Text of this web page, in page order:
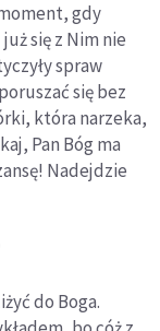
gdy
się z Nim nie
spraw
się bez
która narzeka,
Pan Bóg ma
Nadejdzie
do Boga.